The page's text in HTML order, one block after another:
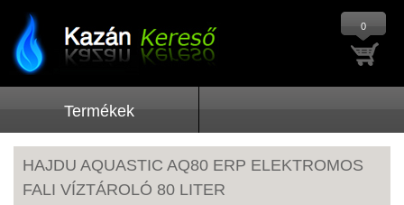
0
Termékek
HAJDU AQUASTIC AQ80 ERP ELEKTROMOS
FALI VÍZTÁROLÓ 80 LITER